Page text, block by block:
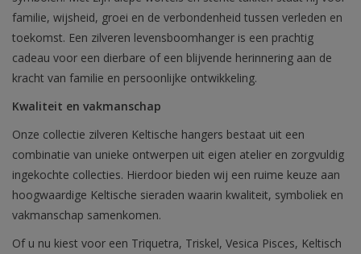
familie, wijsheid, groei en de verbondenheid tussen verleden en
toekomst. Een zilveren levensboomhanger is een prachtig
cadeau voor een dierbare of een blijvende herinnering aan de
kracht van familie en persoonlijke ontwikkeling.
Kwaliteit en vakmanschap
Onze collectie zilveren Keltische hangers bestaat uit een
combinatie van unieke ontwerpen uit eigen atelier en zorgvuldig
ingekochte collecties. Hierdoor bieden wij een ruime keuze aan
hoogwaardige Keltische sieraden waarin kwaliteit, symboliek en
vakmanschap samenkomen.
Of u nu kiest voor een Triquetra, Triskel, Vesica Pisces, Keltisch